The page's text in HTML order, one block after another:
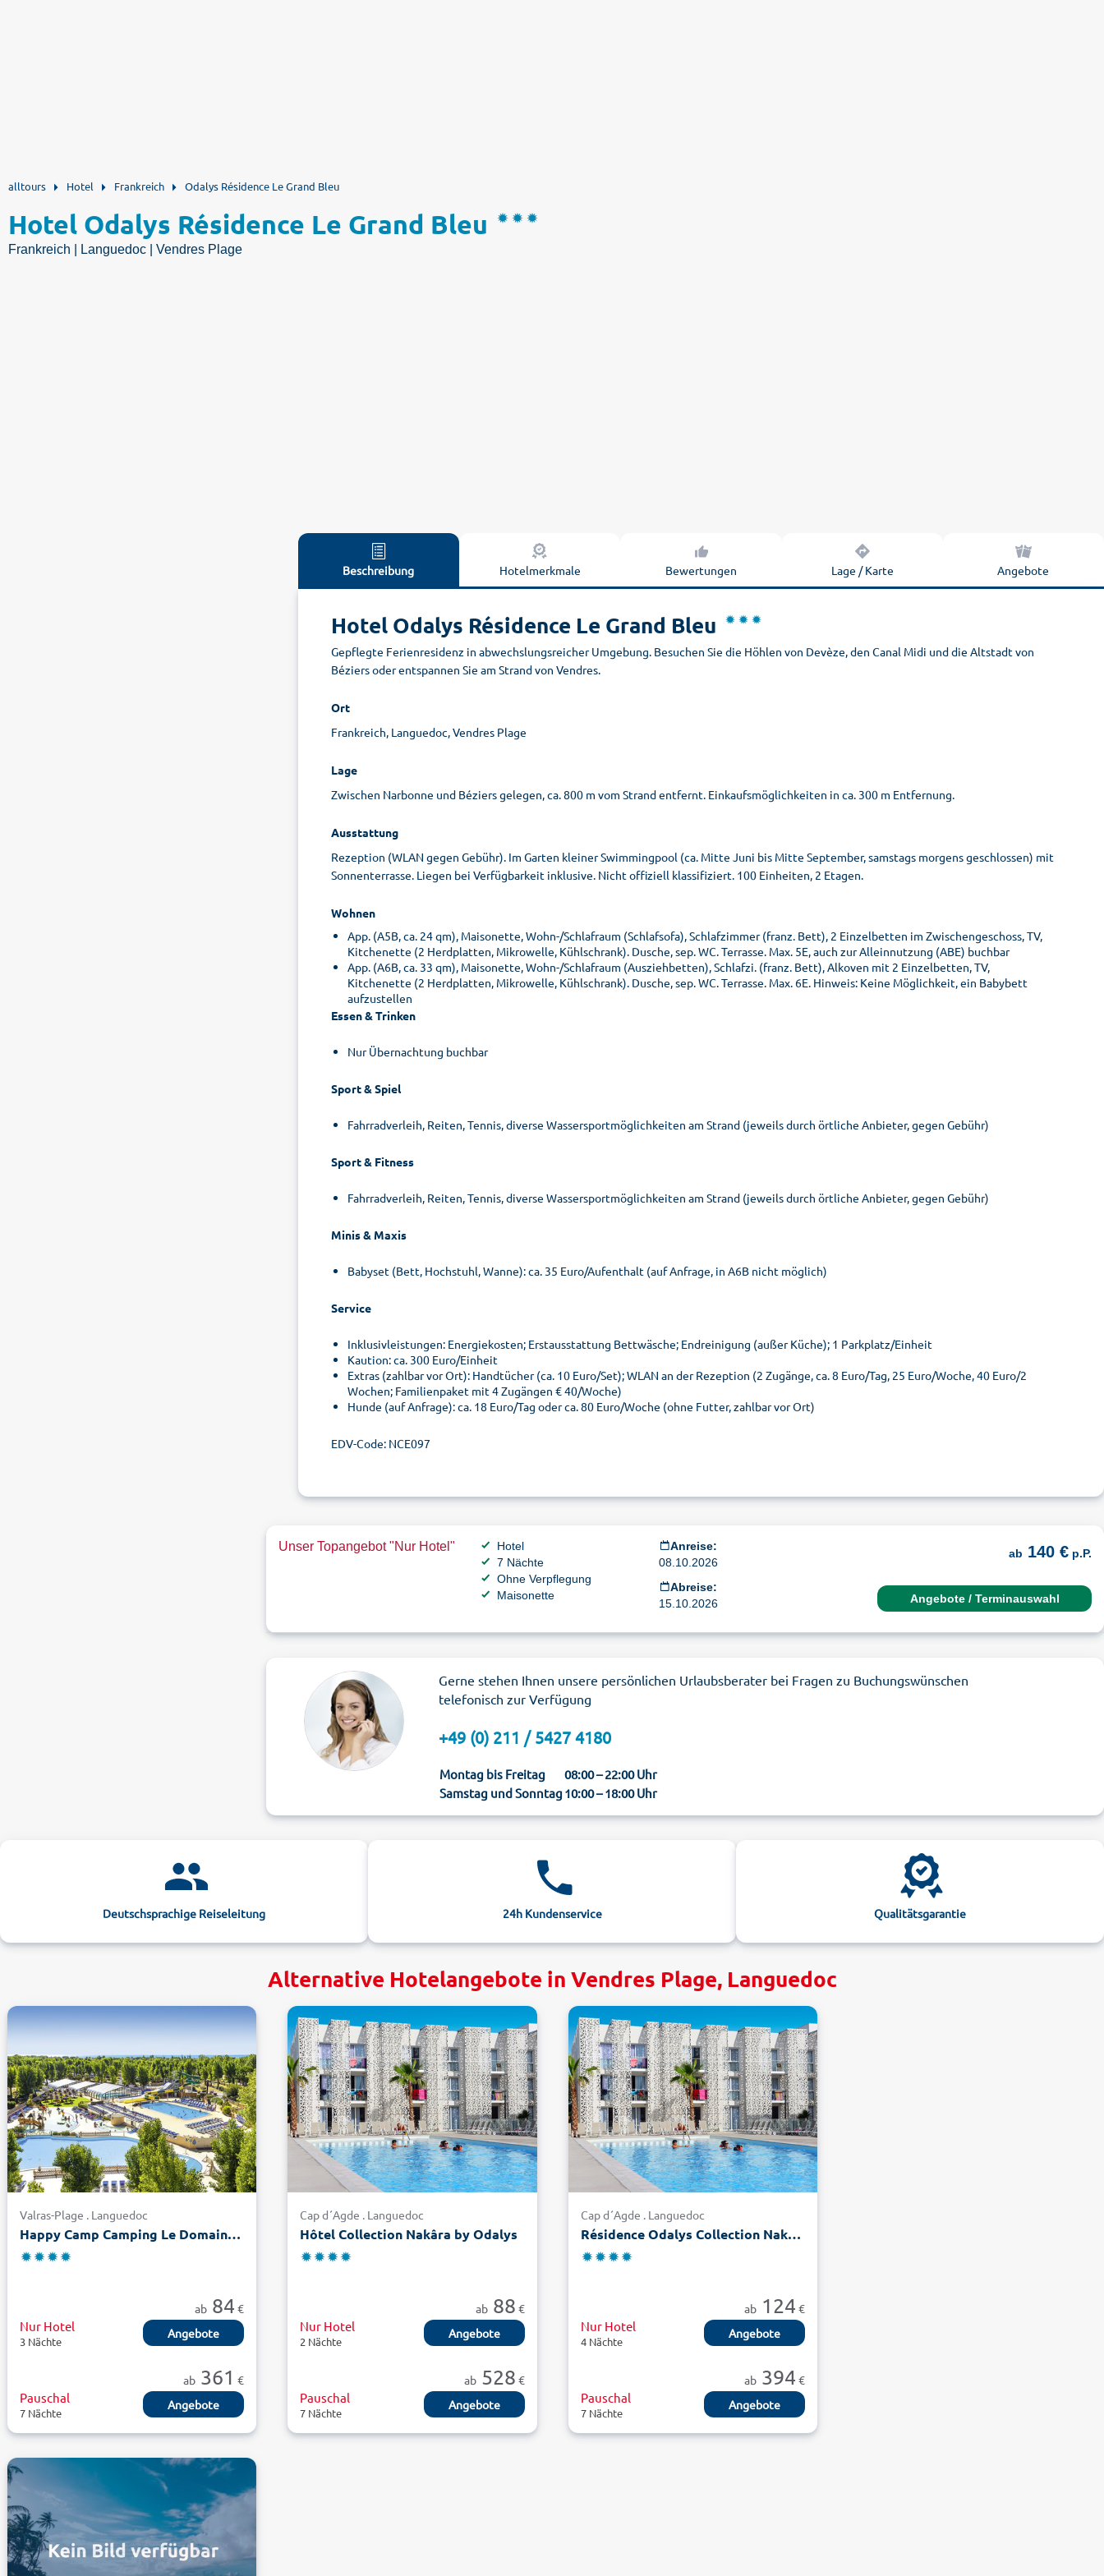
alltours Hotel Frankreich Odalys Résidence Le Grand Bleu
Hotel Odalys Résidence Le Grand Bleu
Frankreich | Languedoc | Vendres Plage
Beschreibung Hotelmerkmale Bewertungen Lage / Karte Angebote
Hotel Odalys Résidence Le Grand Bleu
Gepflegte Ferienresidenz in abwechslungsreicher Umgebung. Besuchen Sie die Höhlen von Devèze, den Canal Midi und die Altstadt von
Béziers oder entspannen Sie am Strand von Vendres.
Ort
Frankreich, Languedoc, Vendres Plage
Lage
Zwischen Narbonne und Béziers gelegen, ca. 800 m vom Strand entfernt. Einkaufsmöglichkeiten in ca. 300 m Entfernung.
Ausstattung
Rezeption (WLAN gegen Gebühr). Im Garten kleiner Swimmingpool (ca. Mitte Juni bis Mitte September, samstags morgens geschlossen) mit
Sonnenterrasse. Liegen bei Verfügbarkeit inklusive. Nicht offiziell klassifiziert. 100 Einheiten, 2 Etagen.
Wohnen
App. (A5B, ca. 24 qm), Maisonette, Wohn-/Schlafraum (Schlafsofa), Schlafzimmer (franz. Bett), 2 Einzelbetten im Zwischengeschoss, TV,
Kitchenette (2 Herdplatten, Mikrowelle, Kühlschrank). Dusche, sep. WC. Terrasse. Max. 5E, auch zur Alleinnutzung (ABE) buchbar
App. (A6B, ca. 33 qm), Maisonette, Wohn-/Schlafraum (Ausziehbetten), Schlafzi. (franz. Bett), Alkoven mit 2 Einzelbetten, TV,
Kitchenette (2 Herdplatten, Mikrowelle, Kühlschrank). Dusche, sep. WC. Terrasse. Max. 6E. Hinweis: Keine Möglichkeit, ein Babybett
aufzustellen
Essen & Trinken
Nur Übernachtung buchbar
Sport & Spiel
Fahrradverleih, Reiten, Tennis, diverse Wassersportmöglichkeiten am Strand (jeweils durch örtliche Anbieter, gegen Gebühr)
Sport & Fitness
Fahrradverleih, Reiten, Tennis, diverse Wassersportmöglichkeiten am Strand (jeweils durch örtliche Anbieter, gegen Gebühr)
Minis & Maxis
Babyset (Bett, Hochstuhl, Wanne): ca. 35 Euro/Aufenthalt (auf Anfrage, in A6B nicht möglich)
Service
Inklusivleistungen: Energiekosten; Erstausstattung Bettwäsche; Endreinigung (außer Küche); 1 Parkplatz/Einheit
Kaution: ca. 300 Euro/Einheit
Extras (zahlbar vor Ort): Handtücher (ca. 10 Euro/Set); WLAN an der Rezeption (2 Zugänge, ca. 8 Euro/Tag, 25 Euro/Woche, 40 Euro/2
Wochen; Familienpaket mit 4 Zugängen € 40/Woche)
Hunde (auf Anfrage): ca. 18 Euro/Tag oder ca. 80 Euro/Woche (ohne Futter, zahlbar vor Ort)
EDV-Code: NCE097
Unser Topangebot "Nur Hotel"
Hotel
7 Nächte
Ohne Verpflegung
Maisonette
Anreise:
08.10.2026
Abreise:
15.10.2026
ab 140 € p.P.
Angebote / Terminauswahl
Gerne stehen Ihnen unsere persönlichen Urlaubsberater bei Fragen zu Buchungswünschen
telefonisch zur Verfügung
+49 (0) 211 / 5427 4180
Montag bis Freitag
08:00 – 22:00 Uhr
Samstag und Sonntag10:00 – 18:00 Uhr
Deutschsprachige Reiseleitung 24h Kundenservice Qualitätsgarantie
Alternative Hotelangebote in Vendres Plage, Languedoc
Valras-Plage . Languedoc
Happy Camp Camping Le Domaine La Yole
ab 84 €
Nur Hotel
3 Nächte
Angebote
ab 361 €
Pauschal
7 Nächte
Angebote
Cap d´Agde . Languedoc
Hôtel Collection Nakâra by Odalys
ab88 €
Nur Hotel
2 Nächte
Angebote
ab528 €
Pauschal
7 Nächte
Angebote
Cap d´Agde . Languedoc
Résidence Odalys Collection Nakâra
ab 124 €
Nur Hotel
4 Nächte
Angebote
ab 394 €
Pauschal
7 Nächte
Angebote